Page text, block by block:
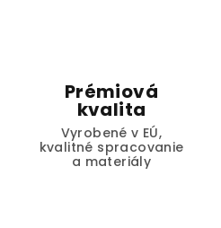
Prémiová
kvalita
Vyrobené v EÚ,
kvalitné spracovanie
a materiály